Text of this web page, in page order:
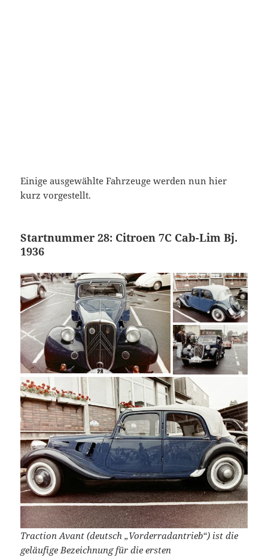
Einige ausgewählte Fahrzeuge werden nun hier
kurz vorgestellt.
Startnummer 28: Citroen 7C Cab-Lim Bj.
1936
Traction Avant (deutsch „Vorderradantrieb“) ist die
geläufige Bezeichnung für die ersten